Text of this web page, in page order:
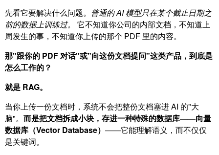
先看它要解决什么问题。 普通的 AI 模型只在某个截止日期之
前的数据上训练过。
它不知道你公司的内部文档，不知道上
周发生的事，不知道你上传的那个 PDF 里的内容。
那"跟你的 PDF 对话"或"向这份文档提问"这类产品，到底是
怎么工作的？
就是 RAG。
当你上传一份文档时，系统不会把整份文档塞进 AI 的"大
脑"。 而是把文档拆成小块，存进一种特殊的数据库——向量
数据库（Vector Database） ——它能理解语义，而不仅仅
是关键词。